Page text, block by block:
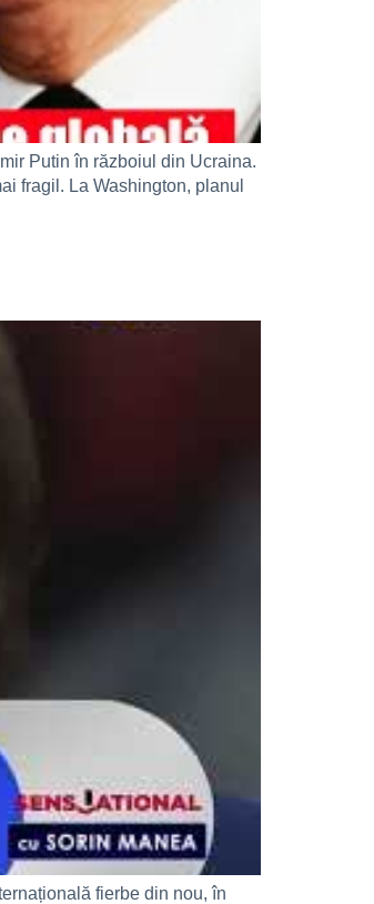
Putin în războiul din Ucraina.
fragil. La Washington, planul
fierbe din nou, în